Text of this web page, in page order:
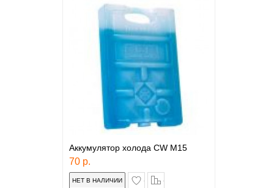
Аккумулятор холода СW M15
70 р.
в закладки